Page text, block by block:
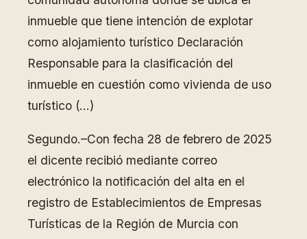
inmueble que tiene intención de explotar
como alojamiento turístico Declaración
Responsable para la clasificación del
inmueble en cuestión como vivienda de uso
turístico (…)
Segundo.–Con fecha 28 de febrero de 2025
el dicente recibió mediante correo
electrónico la notificación del alta en el
registro de Establecimientos de Empresas
Turísticas de la Región de Murcia con